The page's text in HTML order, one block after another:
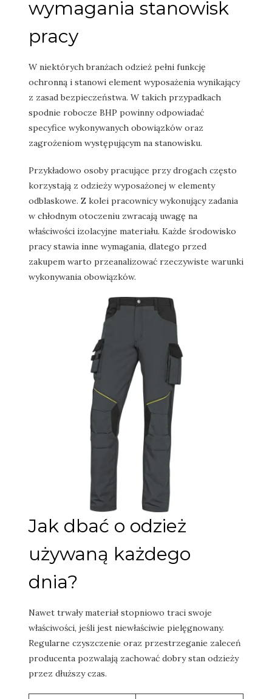
wymagania stanowisk
pracy
W niektórych branżach odzież pełni funkcję
ochronną i stanowi element wyposażenia wynikający
z zasad bezpieczeństwa. W takich przypadkach
spodnie robocze BHP powinny odpowiadać
specyfice wykonywanych obowiązków oraz
zagrożeniom występującym na stanowisku.
Przykładowo osoby pracujące przy drogach często
korzystają z odzieży wyposażonej w elementy
odblaskowe. Z kolei pracownicy wykonujący zadania
w chłodnym otoczeniu zwracają uwagę na
właściwości izolacyjne materiału. Każde środowisko
pracy stawia inne wymagania, dlatego przed
zakupem warto przeanalizować rzeczywiste warunki
wykonywania obowiązków.
Jak dbać o odzież
używaną każdego
dnia?
Nawet trwały materiał stopniowo traci swoje
właściwości, jeśli jest niewłaściwie pielęgnowany.
Regularne czyszczenie oraz przestrzeganie zaleceń
producenta pozwalają zachować dobry stan odzieży
przez dłuższy czas.